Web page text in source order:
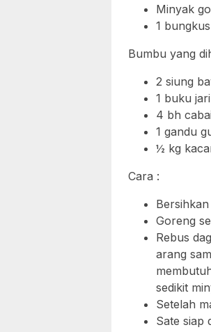
Minyak
1
Bumbu yang
2 siung
1 buku
4 bh
1 gandu
½ kg
Cara :
Goreng
Rebus
arang
sedikit
Setelah
Sate siap